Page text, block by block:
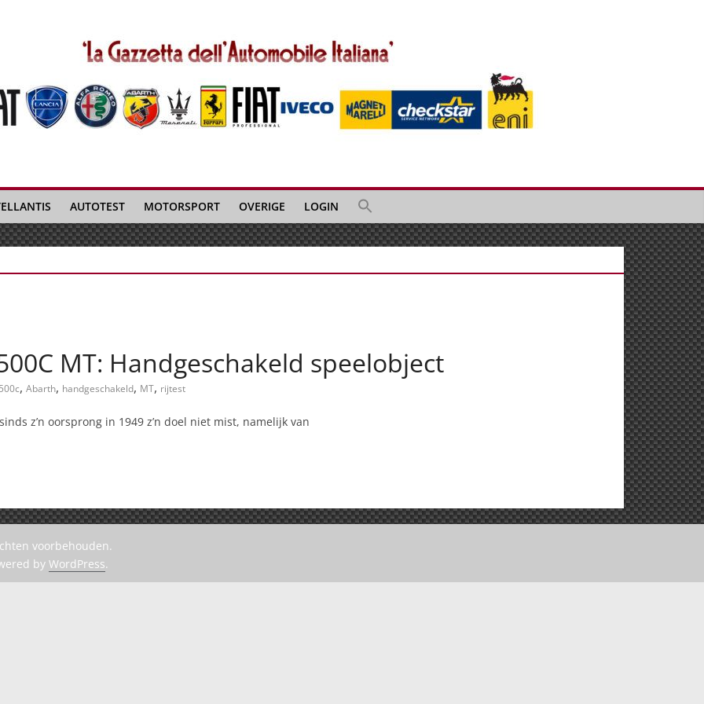
AUTOTEST MOTORSPORT OVERIGE LOGIN
MT: Handgeschakeld speelobject
500c, Abarth, handgeschakeld, MT, rijtest
z’n oorsprong in 1949 z’n doel niet mist, namelijk van
voorbehouden.
by WordPress.